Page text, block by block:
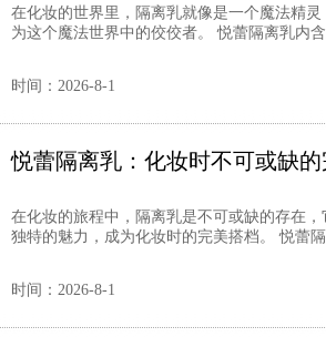
在化妆的世界里，隔离乳就像是一个魔法精
为这个魔法世界中的佼佼者。 悦蕾隔离乳内
时间：2026-8-1
悦蕾隔离乳：化妆时不可或缺
在化妆的旅程中，隔离乳是不可或缺的存在
独特的魅力，成为化妆时的完美搭档。 悦蕾
时间：2026-8-1